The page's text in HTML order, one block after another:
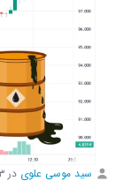
سید موسی علوی در ۱۳